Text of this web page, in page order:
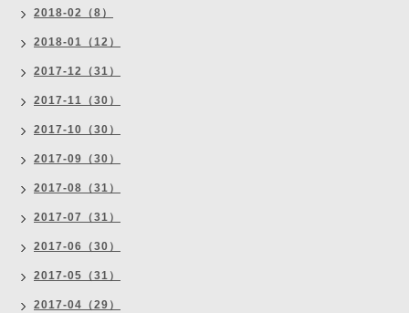
2018-02（8）
2018-01（12）
2017-12（31）
2017-11（30）
2017-10（30）
2017-09（30）
2017-08（31）
2017-07（31）
2017-06（30）
2017-05（31）
2017-04（29）